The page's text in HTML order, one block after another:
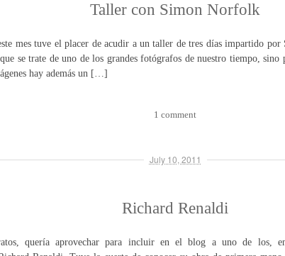
Taller con Simon Norfolk
mes tuve el placer de acudir a un taller de tres días impartido
se trate de uno de los grandes fotógrafos de nuestro tiempo, sino
hay además un […]
1 comment
July 10, 2011
Richard Renaldi
quería aprovechar para incluir en el blog a uno de los,